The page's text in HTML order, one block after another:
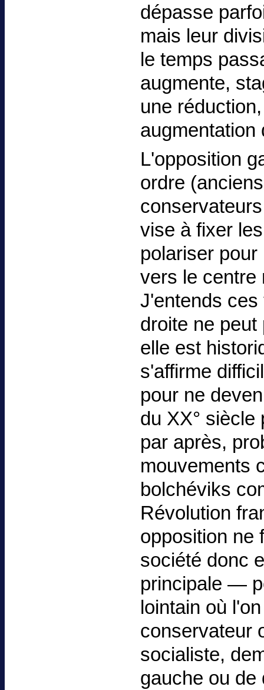
dépasse
mais leur
le temps
augmente,
une
augmentation
L'opposition
ordre
vise à fixer
polariser
vers le centre
J'entends ces
droite ne
elle est
s'affirme
pour ne
du XX° siècle
par après,
mouvements
bolchéviks
Révolution
opposition ne
société donc
principale —
lointain où
conservateur
socialiste,
gauche ou de